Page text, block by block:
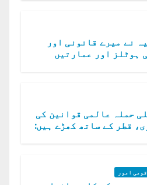
نے میرے قانونی اور
ہوٹلز اور عمارتیں
حملہ عالمی قوانین کی
قطر کے ساتھ کھڑے ہیں:
قومی امور